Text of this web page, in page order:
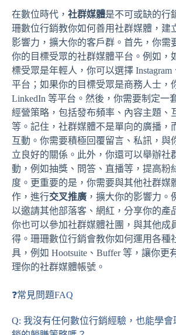
在數位時代， 社群媒體是不可或缺的行
珊數位行銷教你如何善用社群媒體，建
影響力，擴大你的客戶群。首先，你需
你的目標受眾的社群媒體平台。例如，
標受眾是年輕人，你可以選擇 Instagram
平台；如果你的目標受眾是商務人士，
LinkedIn 等平台。然後，你需要制定一
經營策略，包括發布頻率、內容主題、
等。記住，社群媒體不是單向的廣播，
互動。你需要積極回覆留言、私訊，與
立良好的關係。此外，你還可以舉辦社
動，例如抽獎、問答、直播等，提高粉
度。更重要的是，你需要與其他社群媒
作，進行交叉推廣 ，擴大你的影響力。
以邀請其他部落客、網紅，分享你的產
你也可以參加社群媒體社團，與其他成
得。珊珊數位行銷會教你如何運用各種
具，例如 Hootsuite、Buffer 等，讓你更
理你的社群媒體帳號。
❓常見問題FAQ
Q: 我沒有任何數位行銷經驗，也能學會